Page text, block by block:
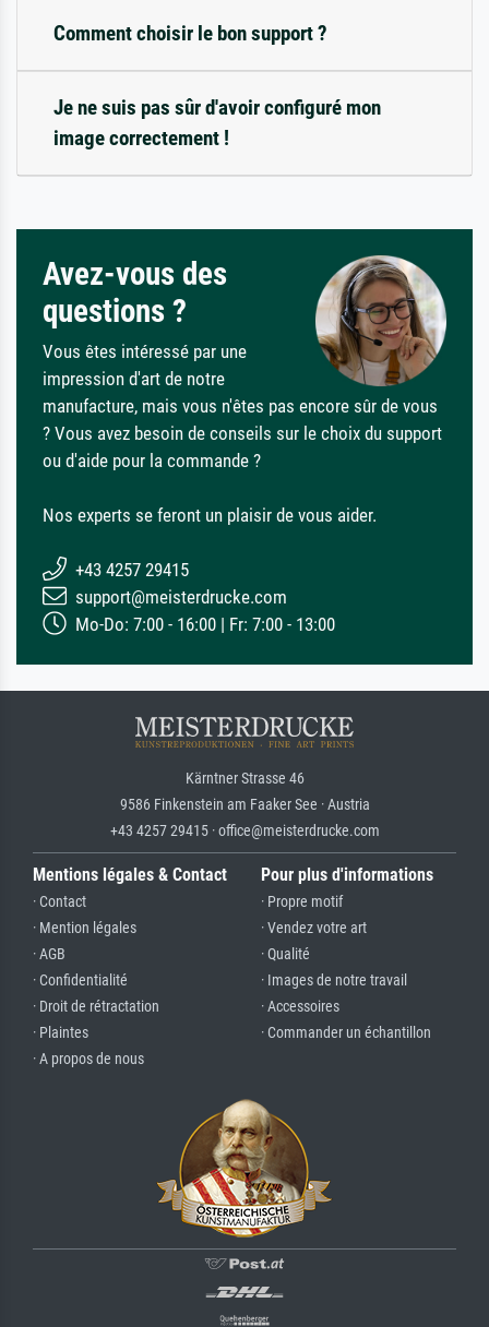
Comment choisir le bon support ?
Je ne suis pas sûr d'avoir configuré mon
image correctement !
Avez-vous des
questions ?
Vous êtes intéressé par une
impression d'art de notre
manufacture, mais vous n'êtes pas encore sûr de vous
? Vous avez besoin de conseils sur le choix du support
ou d'aide pour la commande ?
Nos experts se feront un plaisir de vous aider.
+43 4257 29415
support@meisterdrucke.com
Mo-Do: 7:00 - 16:00 | Fr: 7:00 - 13:00
Kärntner Strasse 46
9586 Finkenstein am Faaker See · Austria
+43 4257 29415 · office@meisterdrucke.com
Mentions légales & Contact
· Contact
· Mention légales
· AGB
· Confidentialité
· Droit de rétractation
· Plaintes
· A propos de nous
Pour plus d'informations
· Propre motif
· Vendez votre art
· Qualité
· Images de notre travail
· Accessoires
· Commander un échantillon